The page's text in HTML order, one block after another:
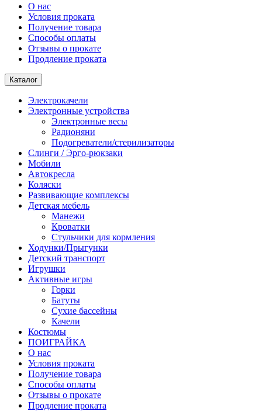
О нас
Условия проката
Получение товара
Способы оплаты
Отзывы о прокате
Продление проката
Каталог
Электрокачели
Электронные устройства
Электронные весы
Радионяни
Подогреватели/стерилизаторы
Слинги / Эрго-рюкзаки
Мобили
Автокресла
Коляски
Развивающие комплексы
Детская мебель
Манежи
Кроватки
Стульчики для кормления
Ходунки/Прыгунки
Детский транспорт
Игрушки
Активные игры
Горки
Батуты
Сухие бассейны
Качели
Костюмы
ПОИГРАЙКА
О нас
Условия проката
Получение товара
Способы оплаты
Отзывы о прокате
Продление проката